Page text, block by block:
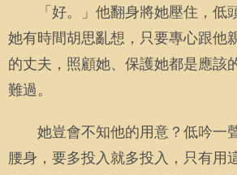
「好。」他翻身將她壓住，低
她有時間胡思亂想，只要專心跟他
的丈夫，照顧她、保護她都是應該
難過。
她豈會不知他的用意？低吟一
腰身，要多投入就多投入，只有用